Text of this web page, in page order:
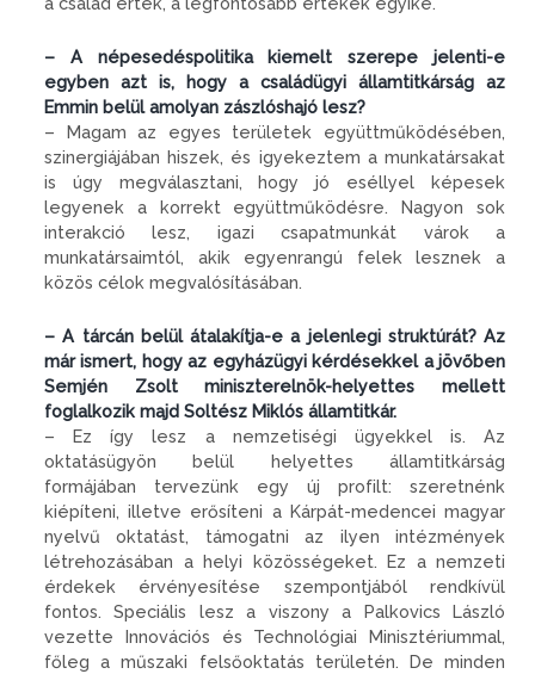
– A népesedéspolitika kiemelt szerepe jelenti-e
egyben azt is, hogy a családügyi államtitkárság az
Emmin belül amolyan zászlóshajó lesz?
– Magam az egyes területek együttműködésében,
szinergiájában hiszek, és igyekeztem a munkatársakat
is úgy megválasztani, hogy jó eséllyel képesek
legyenek a korrekt együttműködésre. Nagyon sok
interakció lesz, igazi csapatmunkát várok a
munkatársaimtól, akik egyenrangú felek lesznek a
közös célok megvalósításában.
– A tárcán belül átalakítja-e a jelenlegi struktúrát? Az
már ismert, hogy az egyházügyi kérdésekkel a jövőben
Semjén Zsolt miniszterelnök-helyettes mellett
foglalkozik majd Soltész Miklós államtitkár.
– Ez így lesz a nemzetiségi ügyekkel is. Az
oktatásügyön belül helyettes államtitkárság
formájában tervezünk egy új profilt: szeretnénk
kiépíteni, illetve erősíteni a Kárpát-medencei magyar
nyelvű oktatást, támogatni az ilyen intézmények
létrehozásában a helyi közösségeket. Ez a nemzeti
érdekek érvényesítése szempontjából rendkívül
fontos. Speciális lesz a viszony a Palkovics László
vezette Innovációs és Technológiai Minisztériummal,
főleg a műszaki felsőoktatás területén. De minden